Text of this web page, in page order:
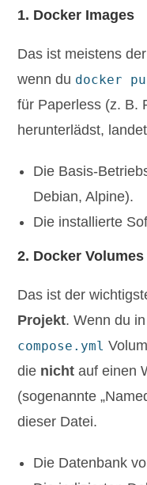
1. Docker Images
Das ist meistens
wenn du docker
für Paperless (z. B.
herunterlädst,
Die Basis-
Debian, Alpine).
Die installierte
2. Docker
Das ist der
Projekt. Wenn du
compose.yml
die nicht auf einen
(sogenannte
dieser Datei.
Die Datenbank